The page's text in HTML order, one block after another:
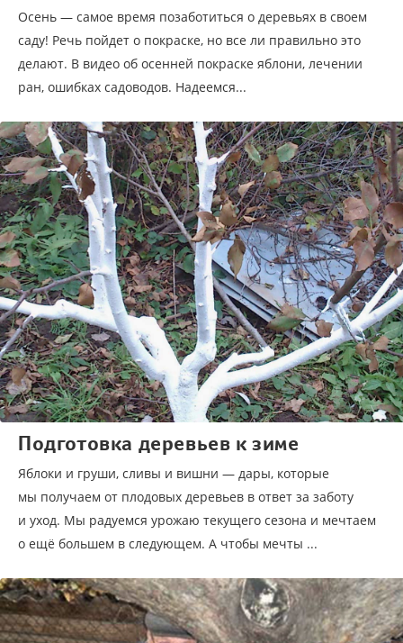
Осень — самое время позаботиться о деревьях в своем
саду! Речь пойдет о покраске, но все ли правильно это
делают. В видео об осенней покраске яблони, лечении
ран, ошибках садоводов. Надеемся...
Подготовка деревьев к зиме
Яблоки и груши, сливы и вишни — дары, которые
мы получаем от плодовых деревьев в ответ за заботу
и уход. Мы радуемся урожаю текущего сезона и мечтаем
о ещё большем в следующем. А чтобы мечты ...